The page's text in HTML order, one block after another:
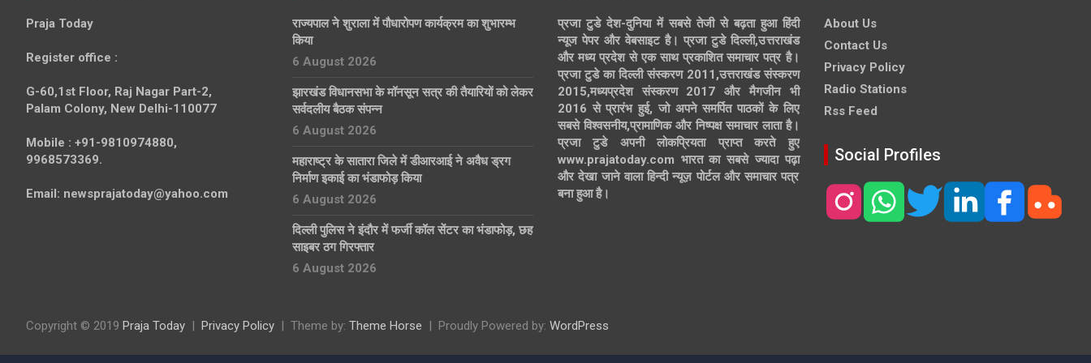
Praja Today
Register office :
G-60,1st Floor, Raj Nagar Part-2,
Palam Colony, New Delhi-110077
Mobile : +91-9810974880,
9968573369.
Email: newsprajatoday@yahoo.com
राज्यपाल ने शुराला में पौधारोपण कार्यक्रम का शुभारम्भ
किया
6 August 2026
झारखंड विधानसभा के मॉनसून सत्र की तैयारियों को लेकर
सर्वदलीय बैठक संपन्न
6 August 2026
महाराष्ट्र के सातारा जिले में डीआरआई ने अवैध ड्रग
निर्माण इकाई का भंडाफोड़ किया
6 August 2026
दिल्ली पुलिस ने इंदौर में फर्जी कॉल सेंटर का भंडाफोड़, छह
साइबर ठग गिरफ्तार
6 August 2026
प्रजा टुडे देश-दुनिया में सबसे तेजी से बढ़ता हुआ हिंदी
न्यूज पेपर और वेबसाइट है। प्रजा टुडे दिल्ली,उत्तराखंड
और मध्य प्रदेश से एक साथ प्रकाशित समाचार पत्र है।
प्रजा टुडे का दिल्ली संस्करण 2011,उत्तराखंड संस्करण
2015,मध्यप्रदेश संस्करण 2017 और मैगजीन भी
2016 से प्रारंभ हुई, जो अपने समर्पित पाठकों के लिए
सबसे विश्वसनीय,प्रामाणिक और निष्पक्ष समाचार लाता है।
प्रजा टुडे अपनी लोकप्रियता प्राप्त करते हुए
www.prajatoday.com भारत का सबसे ज्यादा पढ़ा
और देखा जाने वाला हिन्दी न्यूज़ पोर्टल और समाचार पत्र
बना हुआ है।
About Us
Contact Us
Privacy Policy
Radio Stations
Rss Feed
Social Profiles
Copyright © 2019 Praja Today Privacy Policy Theme by: Theme Horse Proudly Powered by: WordPress